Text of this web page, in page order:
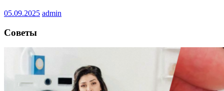
05.09.2025 admin
Советы